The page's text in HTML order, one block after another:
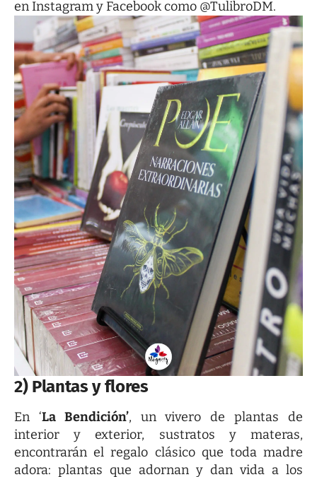
en Instagramy Facebookcomo @TulibroDM.
2) Plantas y flores
En ‘La Bendición’, un vivero de plantas de
interior y exterior, sustratos y materas,
encontrarán el regalo clásico que toda madre
adora: plantas que adornan y dan vida a los